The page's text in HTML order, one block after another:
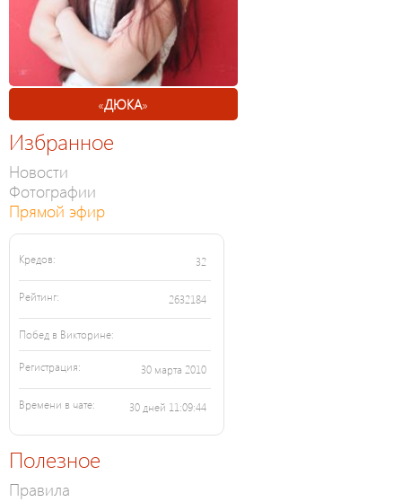
«ДЮКА»
Избранное
Новости
Фотографии
Прямой эфир
Кредов: 32
Рейтинг: 2632184
Побед в Викторине:
Регистрация: 30 марта 2010
Времени в чате: 30 дней 11:09:44
Полезное
Правила